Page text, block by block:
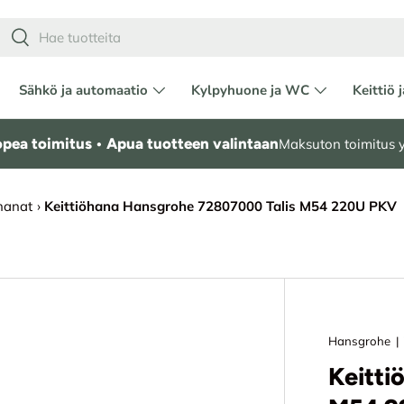
Etsi
Sähkö ja automaatio Kylpyhuone ja WC
Keittiö
toimitus • Apua tuotteen valintaanMaksuton toimitus
› Keittiöhana Hansgrohe 72807000 Talis M54 220U PKV
Hansgrohe |